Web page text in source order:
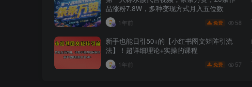
品涨粉7.8W，多种变现方式月入五位数
1年前 免费 58
新手也能日引50+的【小红书图文矩阵引流
法】！超详细理论+实操的课程
1年前 免费 57